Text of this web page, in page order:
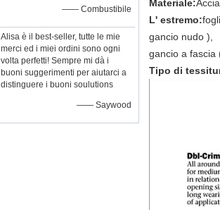
—— Combustibile
Alisa è il best-seller, tutte le mie
merci ed i miei ordini sono ogni
volta perfetti! Sempre mi dà i
buoni suggerimenti per aiutarci a
distinguere i buoni soulutions
—— Saywood
Materiale:
L' estremo:
gancio nudo ),
gancio a fascia
Tipo di